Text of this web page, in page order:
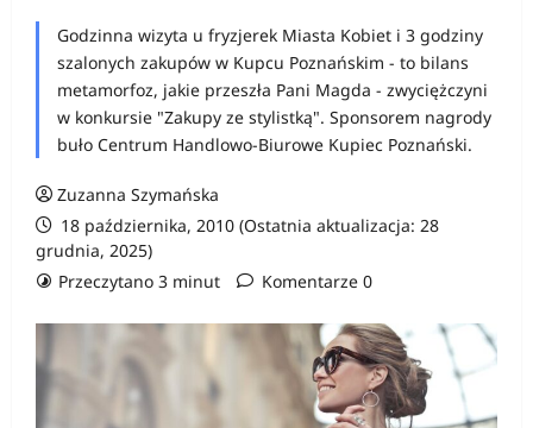
Godzinna wizyta u fryzjerek Miasta Kobiet i 3 godziny
szalonych zakupów w Kupcu Poznańskim - to bilans
metamorfoz, jakie przeszła Pani Magda - zwyciężczyni
w konkursie "Zakupy ze stylistką". Sponsorem nagrody
buło Centrum Handlowo-Biurowe Kupiec Poznański.
Zuzanna Szymańska
18 października, 2010 (Ostatnia aktualizacja: 28
grudnia, 2025)
Przeczytano 3 minut
Komentarze 0